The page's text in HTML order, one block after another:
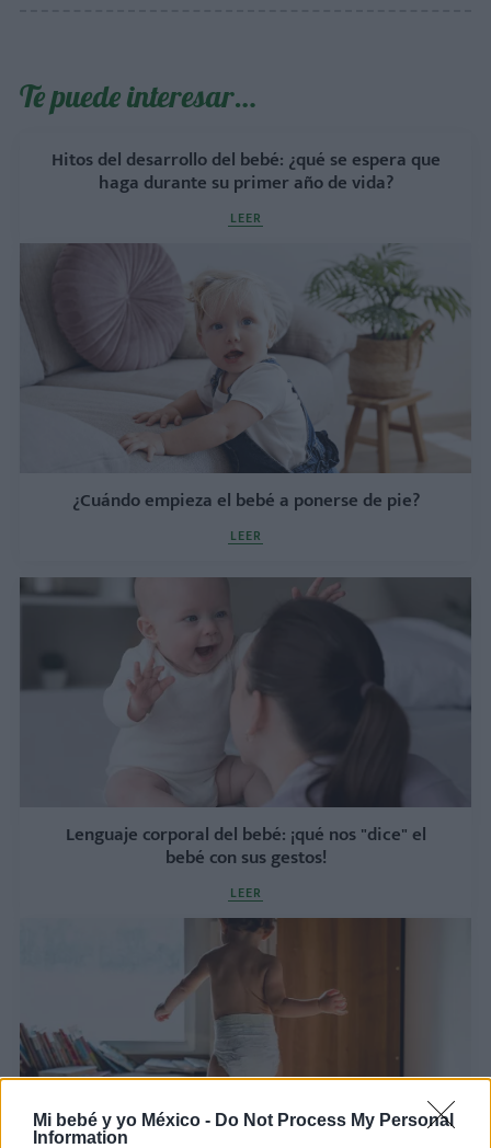
Mi bebé y yo México - Do Not Process My Personal
Information
Te puede interesar…
Hitos del desarrollo del bebé: ¿qué se espera que
haga durante su primer año de vida?
LEER
¿Cuándo empieza el bebé a ponerse de pie?
LEER
Lenguaje corporal del bebé: ¡qué nos "dice" el
bebé con sus gestos!
LEER